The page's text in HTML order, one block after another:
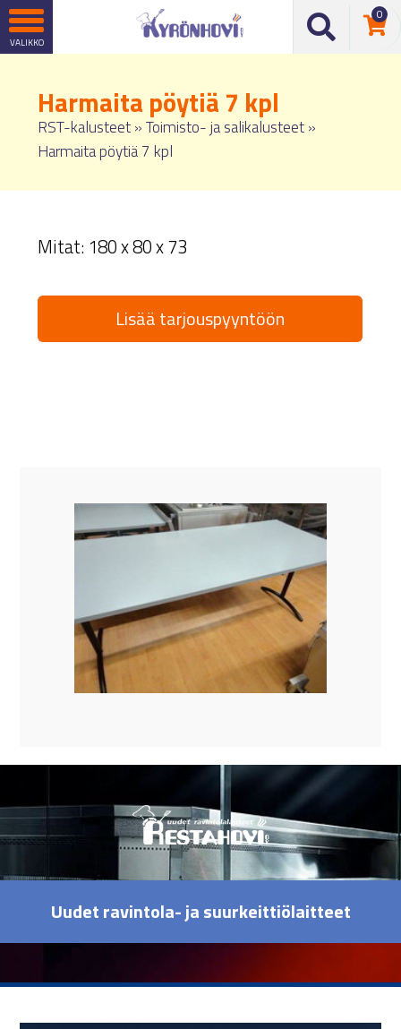
0
Harmaita pöytiä 7 kpl
RST-kalusteet»Toimisto- ja salikalusteet»
Harmaita pöytiä 7 kpl
Mitat: 180 x 80 x 73
Lisää tarjouspyyntöön
Uudet ravintola- ja suurkeittiölaitteet